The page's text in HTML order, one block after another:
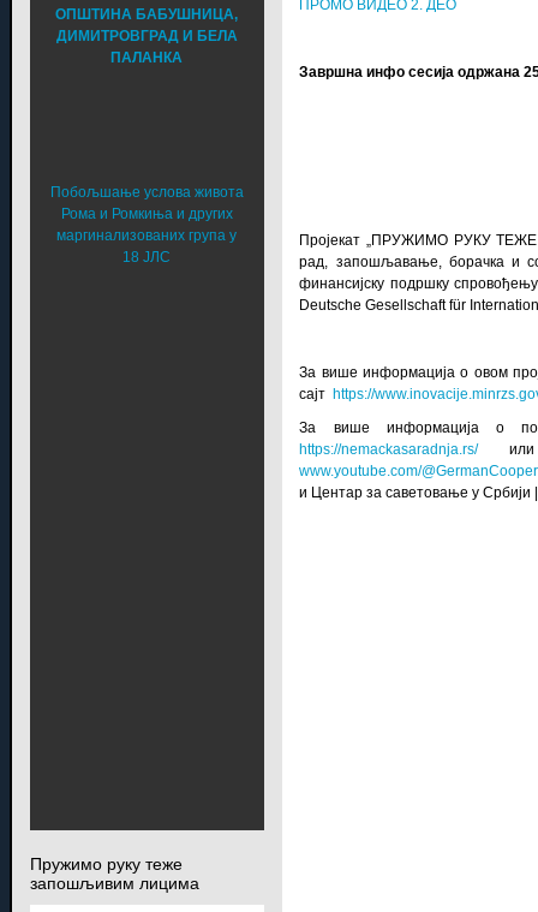
ПРОМО ВИДЕО 2. ДЕО
Завршна инфо сесија одржана
Пројекат „ПРУЖИМО РУКУ ТЕЖЕ
рад, запошљавање, борачка и
финансијску подршку спровођењу
Deutsche Gesellschaft für
За више информација о овом
сајтhttps://
За више информација о
https://nemackasaradnja.rs/или
www.youtube.com/
и Центар за саветовање у Србији
ОПШТИНА БАБУШНИЦА,
ДИМИТРОВГРАД И БЕЛА
ПАЛАНКА
Побољшање услова живота
Рома и Ромкиња и других
маргинализованих група у
18 ЈЛС
Пружимо руку теже
запошљивим лицима